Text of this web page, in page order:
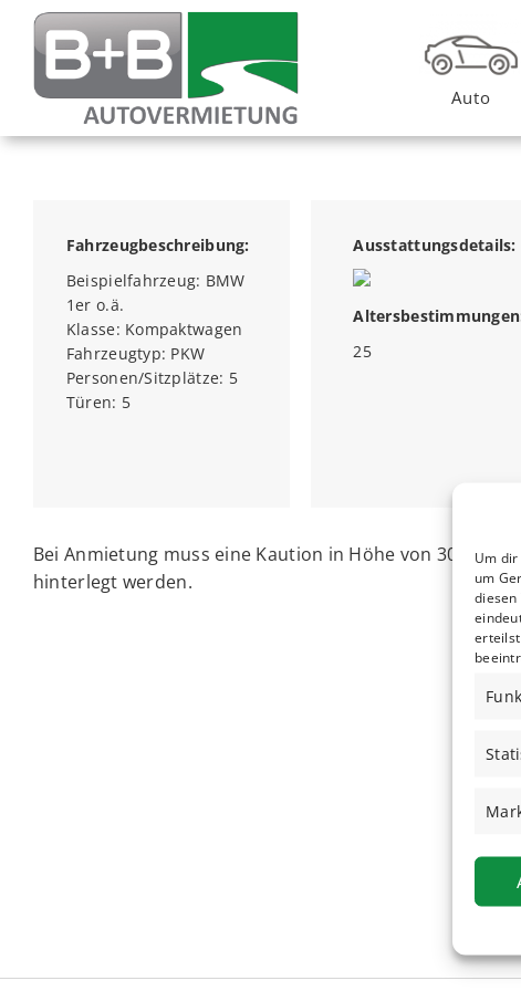
Um
um
Zum
Inhalt
springen
Auto
Fahrzeugbeschreibung:
Beispielfahrzeug: BMW
1er o.ä.
Klasse: Kompaktwagen
Fahrzeugtyp: PKW
Personen/Sitzplätze: 5
Türen: 5
Ausstattungsdetails:
25
Bei Anmietung muss eine Kaution in Höhe von 300€
hinterlegt werden.